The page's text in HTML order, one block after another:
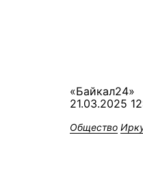
«Байкал24»
21.03.2025
Общество